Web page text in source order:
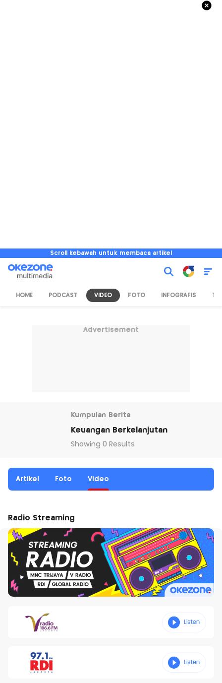
Scroll kebawah untuk membaca artikel
HOME PODCAST VIDEO FOTO INFOGRAFIS TV
Advertisement
Kumpulan Berita
Keuangan Berkelanjutan
Showing 0 Results
Artikel Foto Video
Radio Streaming